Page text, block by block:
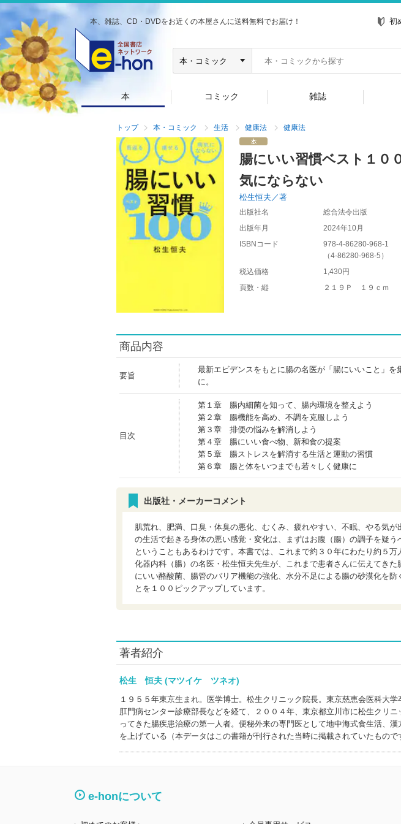
本、雑誌、CD・DVDをお近くの本屋さんに送料無料でお届け！ 初
本 コミック 雑誌
トップ 本・コミック 生活 健康法 健康法
腸にいい習慣ベスト１
気にならない
松生恒夫／著
出版社名
総合法令出版
出版年月
2024年10月
ISBNコード
978-4-86280-968-1
（4-86280-968-5 ）
税込価格
1,430円
頁数・縦
２１９Ｐ １９ｃｍ
商品内容
要旨
最新エビデンスをもとに腸の名医が「腸にいいこと」
に。
目次
第１章 腸内細菌を知って、腸内環境を整えよう
第２章 腸機能を高め、不調を克服しよう
第３章 排便の悩みを解消しよう
第４章 腸にいい食べ物、新和食の提案
第５章 腸ストレスを解消する生活と運動の習慣
第６章 腸と体をいつまでも若々しく健康に
出版社・メーカーコメント
肌荒れ、肥満、口臭・体臭の悪化、むくみ、疲れやすい、不眠、やる気
の生活で起きる身体の悪い感覚・変化は、まずはお腹（腸）の調子を疑う
ということもあるわけです。本書では、これまで約３０年にわたり約５
化器内科（腸）の名医・松生恒夫先生が、これまで患者さんに伝えてき
にいい酪酸菌、腸管のバリア機能の強化、水分不足による腸の砂漠化を
とを１００ピックアップしています。
著者紹介
松生 恒夫 (マツイケ ツネオ)
１９５５年東京生まれ。医学博士。松生クリニック院長。東京慈恵会医科大
肛門病センター診療部長などを経て、２００４年、東京都立川市に松生クリ
ってきた腸疾患治療の第一人者。便秘外来の専門医として地中海式食生活、
を上げている（本データはこの書籍が刊行された当時に掲載されていたもので
e-honについて